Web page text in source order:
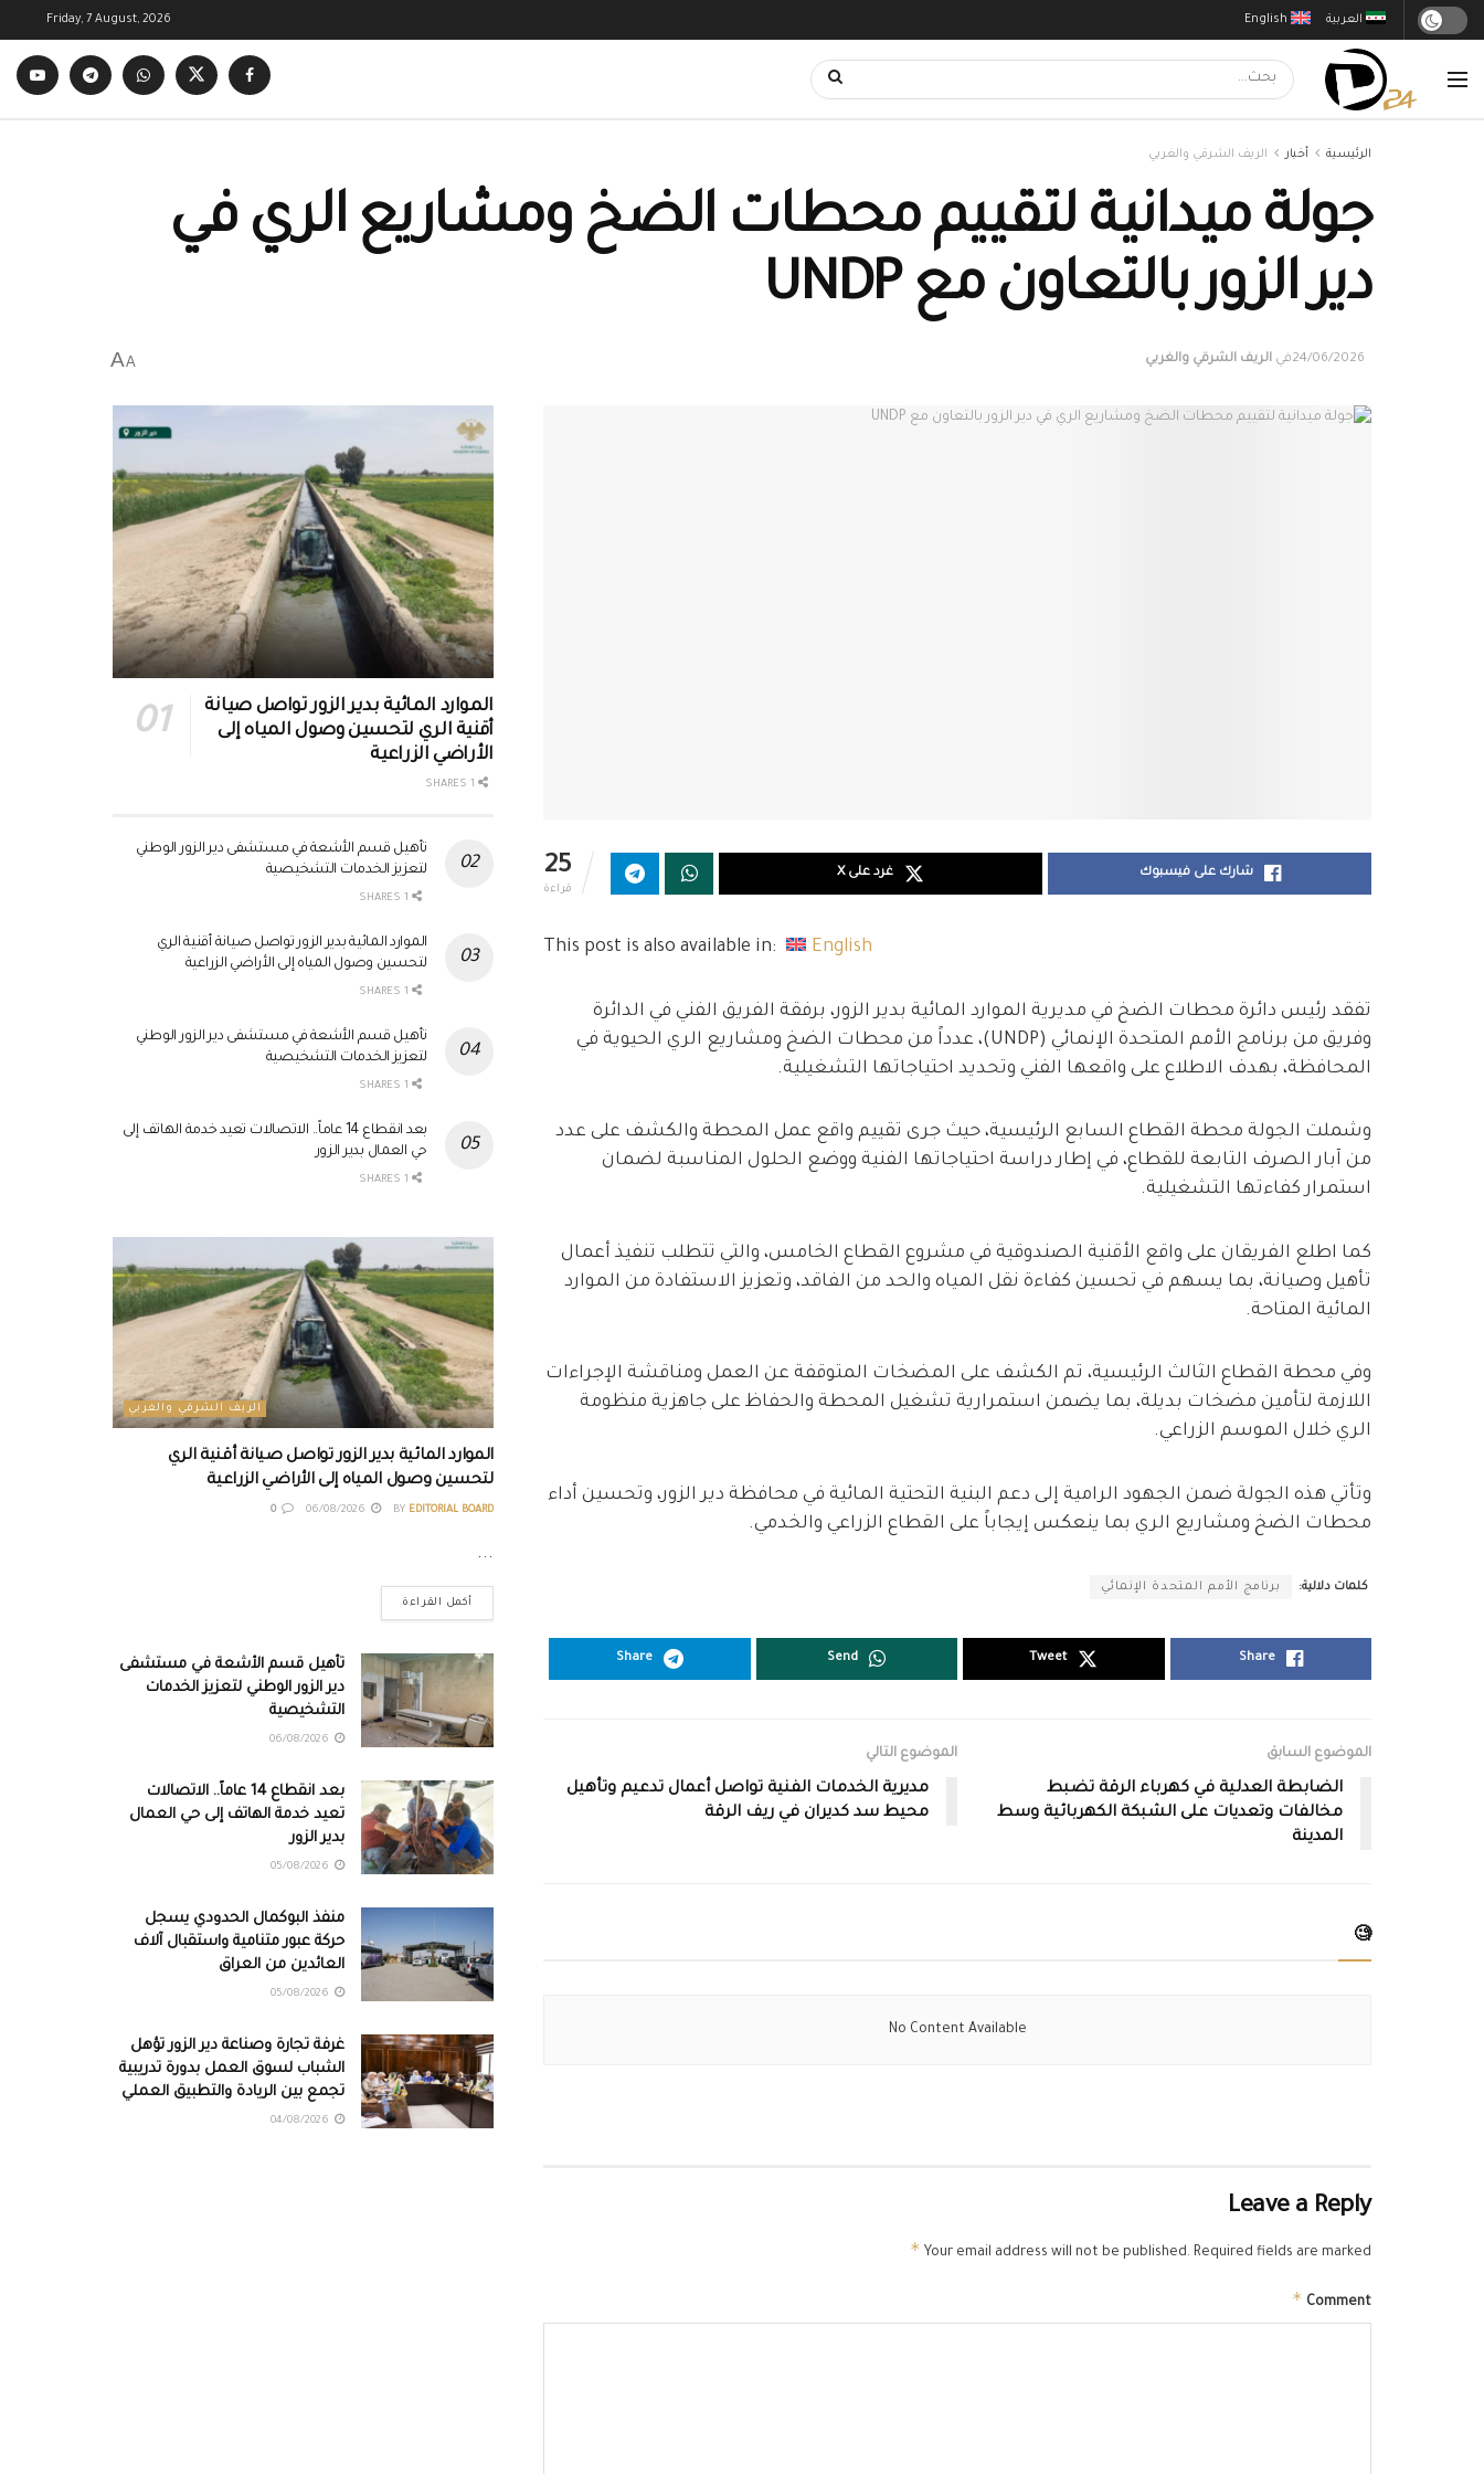
English العربية Friday, 7 August, 2026
الرئيسية أخبار الريف الشرقي والغربي
جولة ميدانية لتقييم محطات الضخ ومشاريع الري في
دير الزور بالتعاون مع UNDP
24/06/2026في الريف الشرقي والغربي A
A
25
قراءة
شارك على فيسبوك غرد على X
This post is also available in: English
تفقد رئيس دائرة محطات الضخ في مديرية الموارد المائية بدير الزور، برفقة الفريق الفني في الدائرة
وفريق من برنامج الأمم المتحدة الإنمائي (UNDP)، عدداً من محطات الضخ ومشاريع الري الحيوية في
المحافظة، بهدف الاطلاع على واقعها الفني وتحديد احتياجاتها التشغيلية.
وشملت الجولة محطة القطاع السابع الرئيسية، حيث جرى تقييم واقع عمل المحطة والكشف على عدد
من آبار الصرف التابعة للقطاع، في إطار دراسة احتياجاتها الفنية ووضع الحلول المناسبة لضمان
استمرار كفاءتها التشغيلية.
كما اطلع الفريقان على واقع الأقنية الصندوقية في مشروع القطاع الخامس، والتي تتطلب تنفيذ أعمال
تأهيل وصيانة، بما يسهم في تحسين كفاءة نقل المياه والحد من الفاقد، وتعزيز الاستفادة من الموارد
المائية المتاحة.
وفي محطة القطاع الثالث الرئيسية، تم الكشف على المضخات المتوقفة عن العمل ومناقشة الإجراءات
اللازمة لتأمين مضخات بديلة، بما يضمن استمرارية تشغيل المحطة والحفاظ على جاهزية منظومة
الري خلال الموسم الزراعي.
وتأتي هذه الجولة ضمن الجهود الرامية إلى دعم البنية التحتية المائية في محافظة دير الزور، وتحسين أداء
محطات الضخ ومشاريع الري بما ينعكس إيجاباً على القطاع الزراعي والخدمي.
كلمات دلالية: برنامج الأمم المتحدة الإنمائي
Share
Tweet
Send
Share
الموضوع السابق
الضابطة العدلية في كهرباء الرقة تضبط
مخالفات وتعديات على الشبكة الكهربائية وسط
المدينة
الموضوع التالي
مديرية الخدمات الفنية تواصل أعمال تدعيم وتأهيل
محيط سد كديران في ريف الرقة
🧐
No Content Available
Leave a Reply
Your email address will not be published. Required fields are marked
*
Comment
*
الموارد المائية بدير الزور تواصل صيانة
أقنية الري لتحسين وصول المياه إلى
الأراضي الزراعية
تأهيل قسم الأشعة في مستشفى دير الزور الوطني
لتعزيز الخدمات التشخيصية
الموارد المائية بدير الزور تواصل صيانة أقنية الري
لتحسين وصول المياه إلى الأراضي الزراعية
تأهيل قسم الأشعة في مستشفى دير الزور الوطني
لتعزيز الخدمات التشخيصية
بعد انقطاع 14 عاماً.. الاتصالات تعيد خدمة الهاتف إلى
حي العمال بدير الزور
الريف الشرقي والغربي
الموارد المائية بدير الزور تواصل صيانة أقنية الري
لتحسين وصول المياه إلى الأراضي الزراعية
BY EDITORIAL BOARD
0
...
أكمل القراءة
تأهيل قسم الأشعة في مستشفى
دير الزور الوطني لتعزيز الخدمات
التشخيصية
بعد انقطاع 14 عاماً.. الاتصالات
تعيد خدمة الهاتف إلى حي العمال
بدير الزور
منفذ البوكمال الحدودي يسجل
حركة عبور متنامية واستقبال آلاف
العائدين من العراق
غرفة تجارة وصناعة دير الزور تؤهل
الشباب لسوق العمل بدورة تدريبية
تجمع بين الريادة والتطبيق العملي